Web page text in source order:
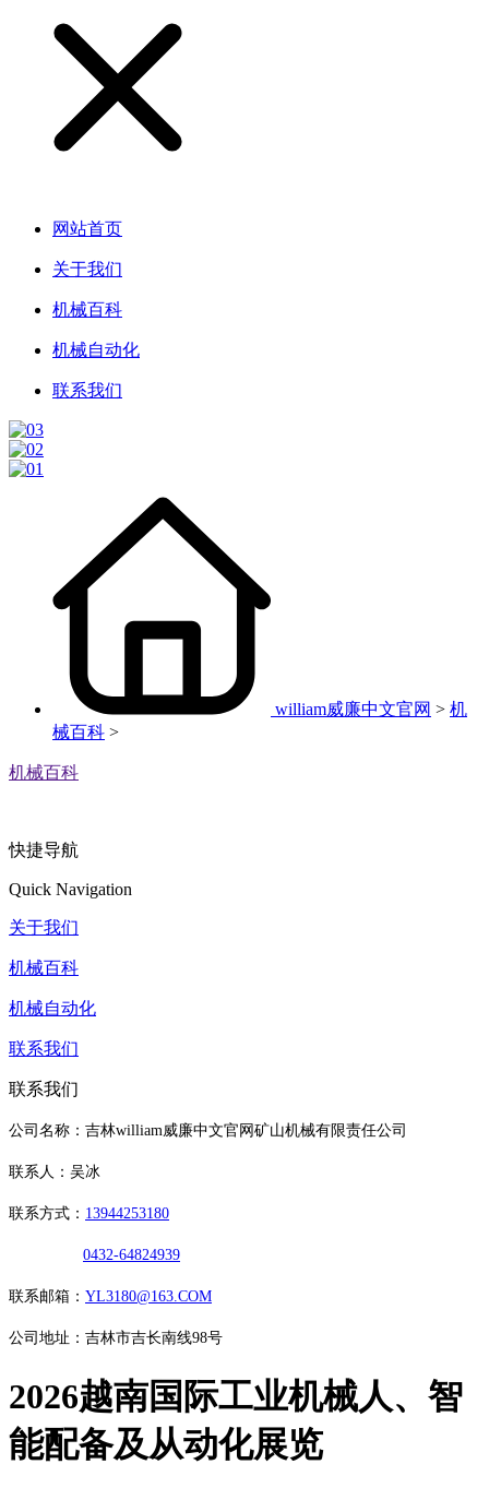
网站首页
关于我们
机械百科
机械自动化
联系我们
william威廉中文官网 > 机
械百科 >
机械百科
快捷导航
Quick Navigation
关于我们
机械百科
机械自动化
联系我们
联系我们
公司名称：吉林william威廉中文官网矿山机械有限责任公司
联系人：吴冰
联系方式： 13944253180
0432-64824939
联系邮箱： YL3180@163.COM
公司地址：吉林市吉长南线98号
2026越南国际工业机械人、智
能配备及从动化展览